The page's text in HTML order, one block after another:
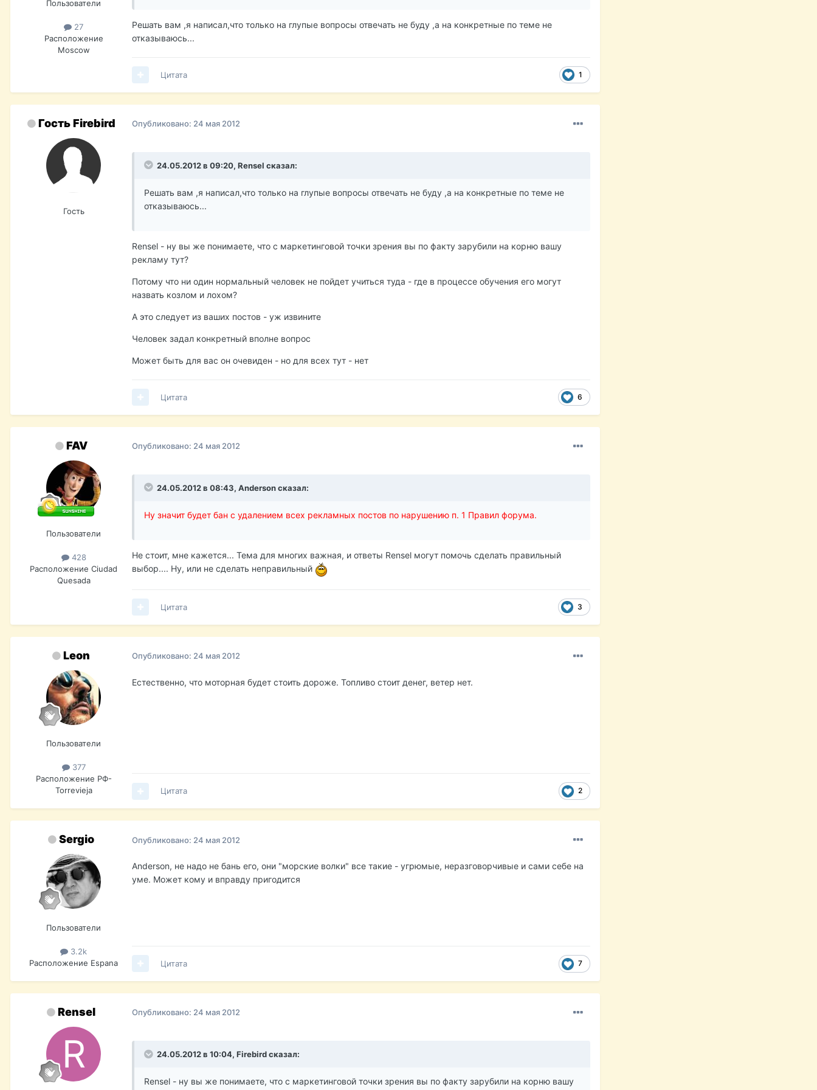
Пользователи
27
Расположение
Мoscow
Решать вам ,я написал,что только на глупые вопросы отвечать не буду ,а на конкретные по теме не
отказываюсь...
1
Цитата
Гость Firebird
Гость
Опубликовано: 24 мая 2012
24.05.2012 в 09:20, Rensel сказал:
Решать вам ,я написал,что только на глупые вопросы отвечать не буду ,а на конкретные по теме не
отказываюсь...
Rensel - ну вы же понимаете, что с маркетинговой точки зрения вы по факту зарубили на корню вашу
рекламу тут?
Потому что ни один нормальный человек не пойдет учиться туда - где в процессе обучения его могут
назвать козлом и лохом?
А это следует из ваших постов - уж извините
Человек задал конкретный вполне вопрос
Может быть для вас он очевиден - но для всех тут - нет
6
Цитата
FAV
Пользователи
428
Расположение Ciudad
Quesada
Опубликовано: 24 мая 2012
24.05.2012 в 08:43, Anderson сказал:
Ну значит будет бан с удалением всех рекламных постов по нарушению п. 1 Правил форума.
Не стоит, мне кажется... Тема для многих важная, и ответы Rensel могут помочь сделать правильный
выбор.... Ну, или не сделать неправильный
3
Цитата
Leon
Пользователи
377
Расположение РФ-
Torrevieja
Опубликовано: 24 мая 2012
Естественно, что моторная будет стоить дороже. Топливо стоит денег, ветер нет.
2
Цитата
Sergio
Пользователи
3.2k
Расположение Espana
Опубликовано: 24 мая 2012
Anderson, не надо не бань его, они "морские волки" все такие - угрюмые, неразговорчивые и сами себе на
уме. Может кому и вправду пригодится
7
Цитата
Rensel Опубликовано: 24 мая 2012
24.05.2012 в 10:04, Firebird сказал:
Rensel - ну вы же понимаете, что с маркетинговой точки зрения вы по факту зарубили на корню вашу